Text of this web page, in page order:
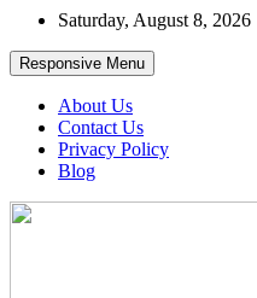
Skip
content
Saturday, August 8, 2026
Responsive Menu
About Us
Contact Us
Privacy Policy
Blog